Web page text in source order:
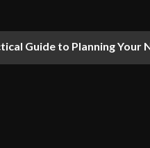
Guide to Planning Your